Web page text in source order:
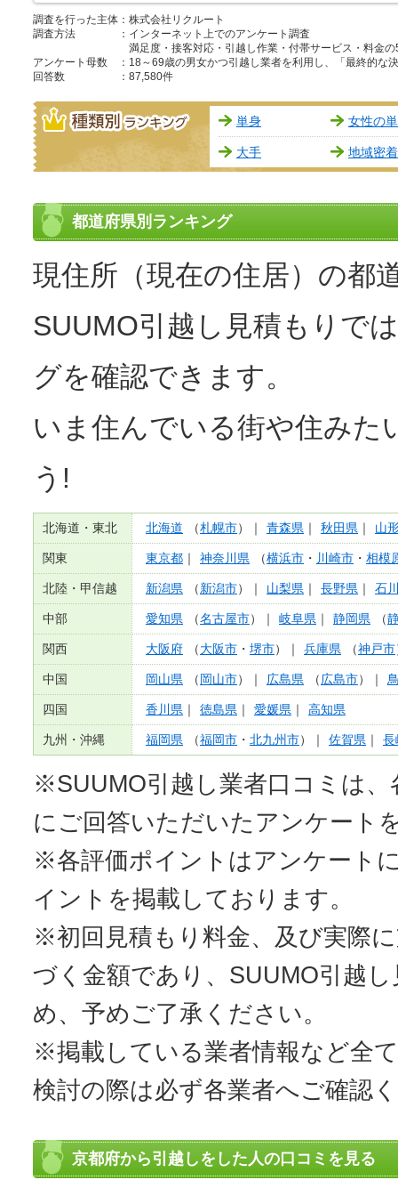
調査を行った主体 ： 株式会社リクルート
調査方法
： インターネット上でのアンケート調査
満足度・接客対応・引越し作業・付帯サービス・料金
アンケート母数
： 18～69歳の男女かつ引越し業者を利用し、「最終的な
回答数
： 87,580件
種類別ランキング
単身 女性の
大手 地域密着
都道府県別ランキング
現住所（現在の住居）の都
SUUMO引越し見積もりで
グを確認できます。
いま住んでいる街や住みた
う!
北海道・東北 北海道 （札幌市）｜ 青森県 ｜ 秋田県 ｜ 山
関東 東京都 ｜ 神奈川県 （横浜市 ・ 川崎市 ・ 相模
北陸・甲信越 新潟県 （新潟市）｜ 山梨県 ｜ 長野県 ｜ 石
中部 愛知県 （名古屋市）｜ 岐阜県 ｜ 静岡県 （
関西 大阪府 （大阪市 ・ 堺市）｜ 兵庫県 （神戸市
中国 岡山県 （岡山市）｜ 広島県 （広島市）｜
四国 香川県 ｜ 徳島県 ｜ 愛媛県 ｜ 高知県
九州・沖縄 福岡県 （福岡市 ・ 北九州市）｜ 佐賀県 ｜ 長
※SUUMO引越し業者口コミは
にご回答いただいたアンケート
※各評価ポイントはアンケート
イントを掲載しております。
※初回見積もり料金、及び実際
づく金額であり、SUUMO引越
め、予めご了承ください。
※掲載している業者情報など全
検討の際は必ず各業者へご確認
京都府から引越しをした人の口コミを見る